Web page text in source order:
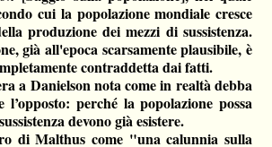
cui la popolazione mondiale cresce
produzione dei mezzi di sussistenza.
già all'epoca scarsamente plausibile, è
contraddetta dai fatti.
a Danielson nota come in realtà debba
perché la popolazione possa
devono già esistere.
di Malthus come "una calunnia sulla